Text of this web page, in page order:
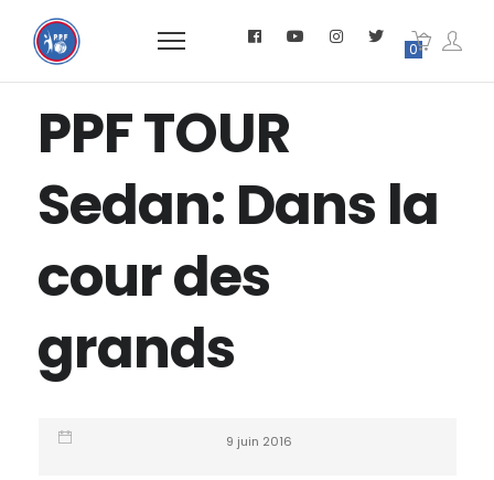
0
PPF TOUR
Sedan: Dans la
cour des
grands
9 juin 2016